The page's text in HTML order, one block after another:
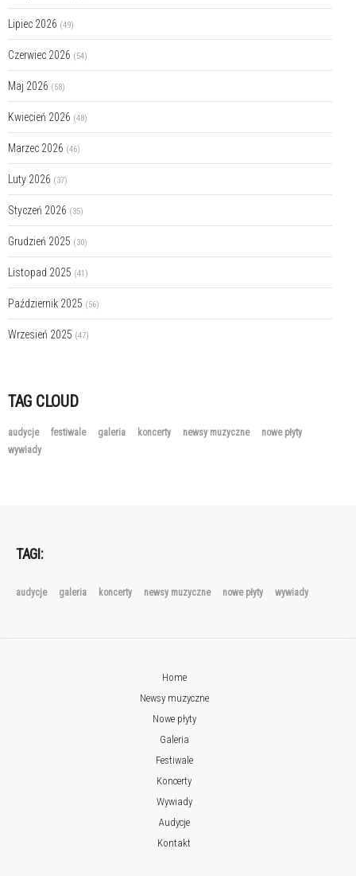
Lipiec 2026 (49)
Czerwiec 2026 (54)
Maj 2026 (58)
Kwiecień 2026 (48)
Marzec 2026 (46)
Luty 2026 (37)
Styczeń 2026 (35)
Grudzień 2025 (30)
Listopad 2025 (41)
Październik 2025 (56)
Wrzesień 2025 (47)
TAG CLOUD
audycje festiwale galeria koncerty newsy muzyczne
nowe płyty
wywiady
TAGI:
audycje galeria koncerty newsy muzyczne nowe płyty wywiady
Home
Newsy muzyczne
Nowe płyty
Galeria
Festiwale
Koncerty
Wywiady
Audycje
Kontakt